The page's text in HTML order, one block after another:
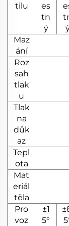
tilu
es
tn
ý
Maz
ání
Roz
sah
tlak
u
Tlak
na
důk
az
Tepl
ota
Mat
eriál
těla
Pro
voz
±1
5°